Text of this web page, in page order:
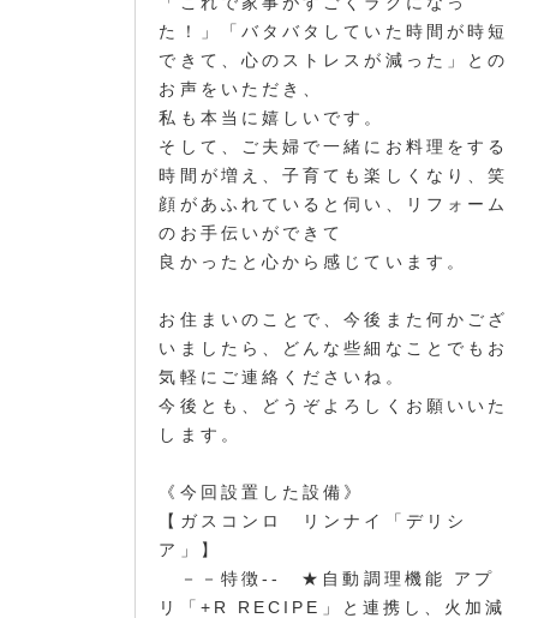
た！」「バタバタしていた時間が時短
できて、心のストレスが減った」との
お声をいただき、
私も本当に嬉しいです。
そして、ご夫婦で一緒にお料理をする
時間が増え、子育ても楽しくなり、笑
顔があふれていると伺い、リフォーム
のお手伝いができて
良かったと心から感じています。
お住まいのことで、今後また何かござ
いましたら、どんな些細なことでもお
気軽にご連絡くださいね。
今後とも、どうぞよろしくお願いいた
します。
《今回設置した設備》
【ガスコンロ リンナイ「デリシ
ア」】
－－特徴-- ★自動調理機能 アプ
リ「+R RECIPE」と連携し、火加減